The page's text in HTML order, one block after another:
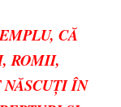
CĂ
ROMII,
ÎN